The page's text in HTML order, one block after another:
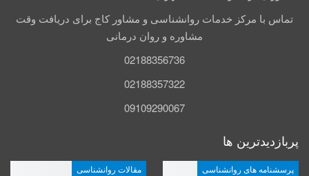
تماس با مرکز خدمات روانشناسی و مشاور کاج برای دریافت وقت
مشاوره و روان درمانی
02188356736
02188357322
09109290067
پربازدیدترین ها
پرسشنامه های روانشناسی مقالات روانشناسی